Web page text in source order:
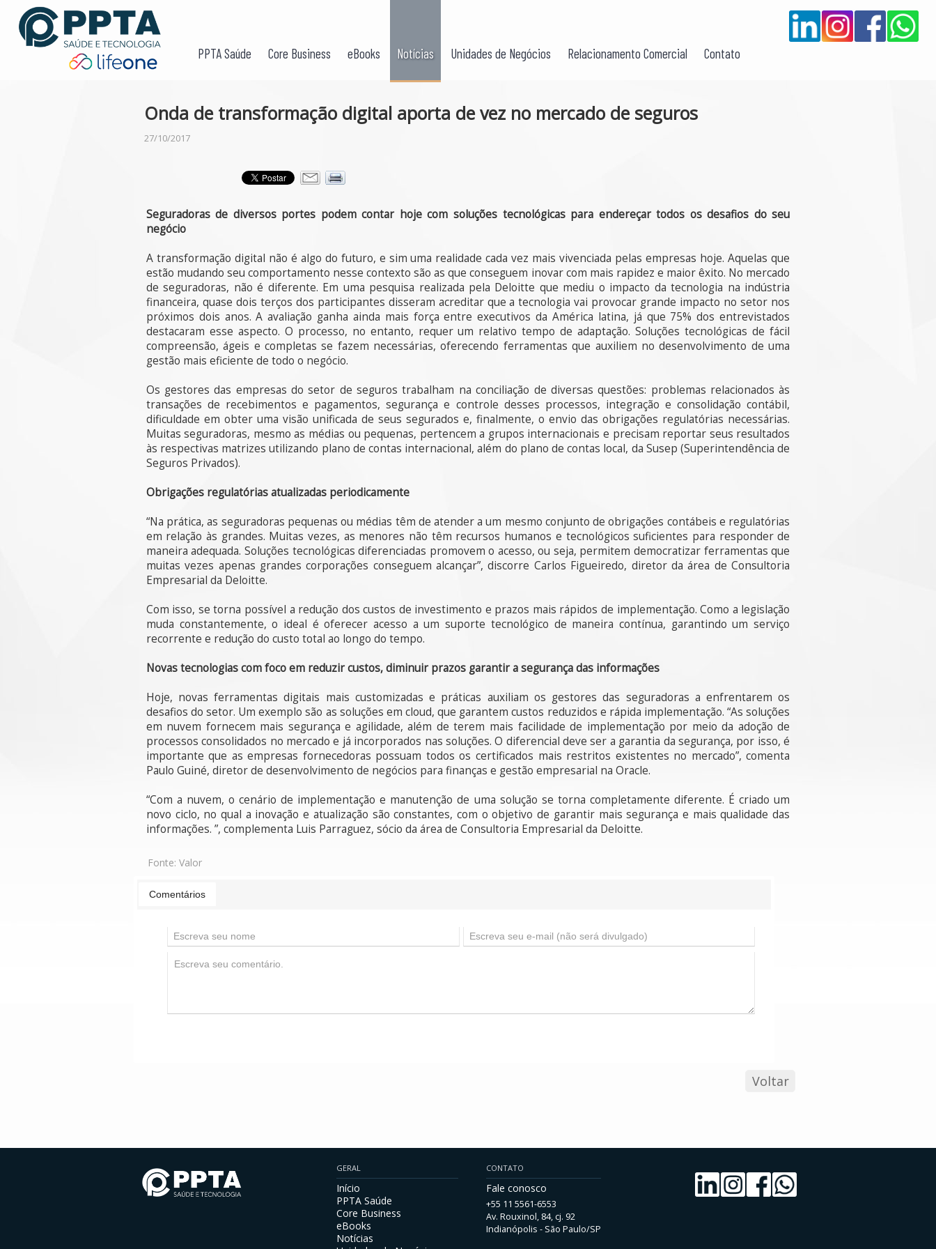
PPTA Saúde Core Business eBooks Notícias Unidades de Negócios Relacionamento Comercial Contato
Onda de transformação digital aporta de vez no mercado de seguros
27/10/2017
Seguradoras de diversos portes podem contar hoje com soluções tecnológicas para endereçar todos os desafios do seu
negócio
A transformação digital não é algo do futuro, e sim uma realidade cada vez mais vivenciada pelas empresas hoje. Aquelas que
estão mudando seu comportamento nesse contexto são as que conseguem inovar com mais rapidez e maior êxito. No mercado
de seguradoras, não é diferente. Em uma pesquisa realizada pela Deloitte que mediu o impacto da tecnologia na indústria
financeira, quase dois terços dos participantes disseram acreditar que a tecnologia vai provocar grande impacto no setor nos
próximos dois anos. A avaliação ganha ainda mais força entre executivos da América latina, já que 75% dos entrevistados
destacaram esse aspecto. O processo, no entanto, requer um relativo tempo de adaptação. Soluções tecnológicas de fácil
compreensão, ágeis e completas se fazem necessárias, oferecendo ferramentas que auxiliem no desenvolvimento de uma
gestão mais eficiente de todo o negócio.
Os gestores das empresas do setor de seguros trabalham na conciliação de diversas questões: problemas relacionados às
transações de recebimentos e pagamentos, segurança e controle desses processos, integração e consolidação contábil,
dificuldade em obter uma visão unificada de seus segurados e, finalmente, o envio das obrigações regulatórias necessárias.
Muitas seguradoras, mesmo as médias ou pequenas, pertencem a grupos internacionais e precisam reportar seus resultados
às respectivas matrizes utilizando plano de contas internacional, além do plano de contas local, da Susep (Superintendência de
Seguros Privados).
Obrigações regulatórias atualizadas periodicamente
“Na prática, as seguradoras pequenas ou médias têm de atender a um mesmo conjunto de obrigações contábeis e regulatórias
em relação às grandes. Muitas vezes, as menores não têm recursos humanos e tecnológicos suficientes para responder de
maneira adequada. Soluções tecnológicas diferenciadas promovem o acesso, ou seja, permitem democratizar ferramentas que
muitas vezes apenas grandes corporações conseguem alcançar”, discorre Carlos Figueiredo, diretor da área de Consultoria
Empresarial da Deloitte.
Com isso, se torna possível a redução dos custos de investimento e prazos mais rápidos de implementação. Como a legislação
muda constantemente, o ideal é oferecer acesso a um suporte tecnológico de maneira contínua, garantindo um serviço
recorrente e redução do custo total ao longo do tempo.
Novas tecnologias com foco em reduzir custos, diminuir prazos garantir a segurança das informações
Hoje, novas ferramentas digitais mais customizadas e práticas auxiliam os gestores das seguradoras a enfrentarem os
desafios do setor. Um exemplo são as soluções em cloud, que garantem custos reduzidos e rápida implementação. “As soluções
em nuvem fornecem mais segurança e agilidade, além de terem mais facilidade de implementação por meio da adoção de
processos consolidados no mercado e já incorporados nas soluções. O diferencial deve ser a garantia da segurança, por isso, é
importante que as empresas fornecedoras possuam todos os certificados mais restritos existentes no mercado”, comenta
Paulo Guiné, diretor de desenvolvimento de negócios para finanças e gestão empresarial na Oracle.
“Com a nuvem, o cenário de implementação e manutenção de uma solução se torna completamente diferente. É criado um
novo ciclo, no qual a inovação e atualização são constantes, com o objetivo de garantir mais segurança e mais qualidade das
informações. ”, complementa Luis Parraguez, sócio da área de Consultoria Empresarial da Deloitte.
Fonte: Valor
Comentários
Voltar
GERAL
Início
PPTA Saúde
Core Business
eBooks
Notícias
CONTATO
Fale conosco
+55 11 5561-6553
Av. Rouxinol, 84, cj. 92
Indianópolis - São Paulo/SP